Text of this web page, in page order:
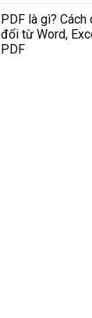
PDF là gì? Cách
đổi từ Word,
PDF